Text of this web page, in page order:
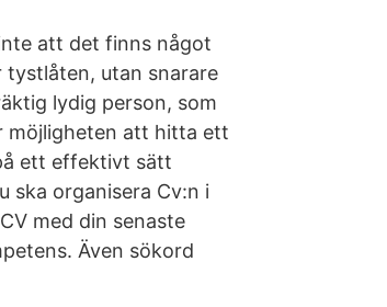
att det finns något
utan snarare
lydig person, som
möjligheten att hitta ett
ett effektivt sätt
ska organisera Cv:n i
med din senaste
Även sökord